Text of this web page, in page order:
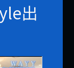
出